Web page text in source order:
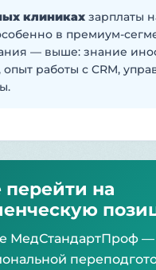
клиниках зарплаты
в премиум-
— выше: знание
опыт работы с CRM,
перейти на
МедСтандартПроф